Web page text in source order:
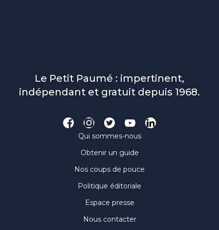
Le Petit Paumé : impertinent,
indépendant et gratuit depuis 1968.
Qui sommes-nous
Obtenir un guide
Nos coups de pouce
Politique éditoriale
Espace presse
Nous contacter